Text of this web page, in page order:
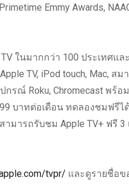
Emmy Awards,
TV ในมากกว่า 100 ประเท
TV, iPod touch, Mac, สม
รณ์ Roku, Chromecast พร้อ
บาทต่อเดือน ทดลองชมฟรีไ
ามารถรับชม Apple TV+ ฟรี
tvpr/ และดูรายชื่อข